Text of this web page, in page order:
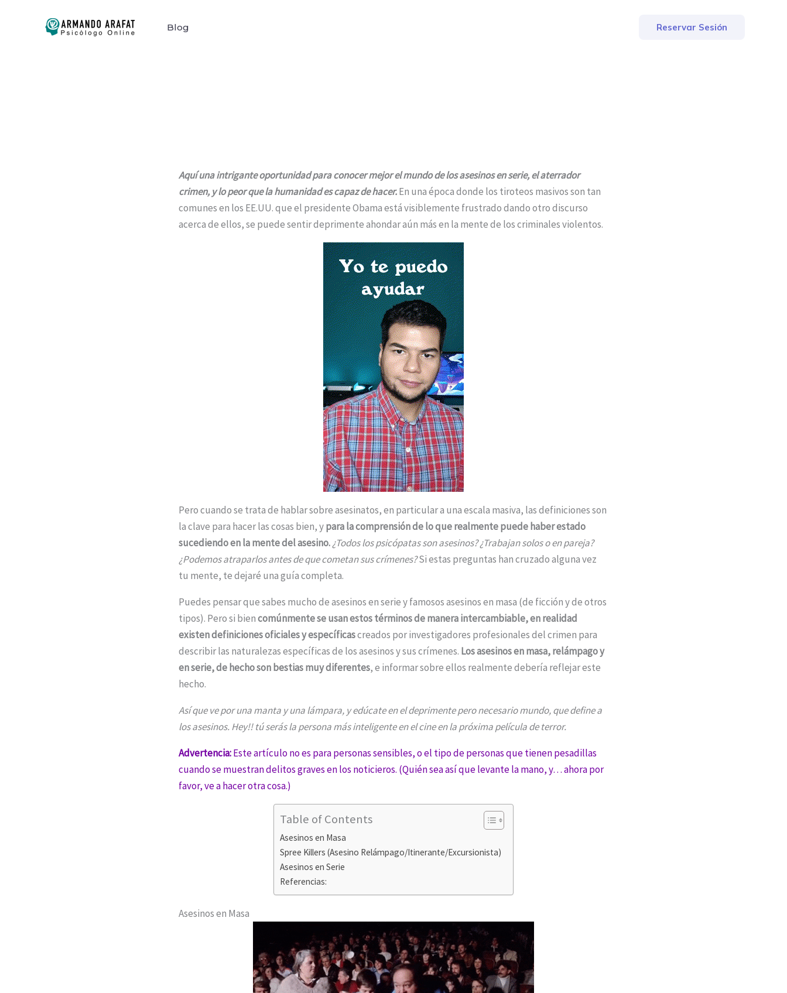
Blog Reservar Sesión
Aquí una intrigante oportunidad para conocer mejor el mundo de los asesinos en serie, el aterrador
crimen, y lo peor que la humanidad es capaz de hacer.En una época donde los tiroteos masivos son tan
comunes en los EE.UU. que el presidente Obama está visiblemente frustrado dando otro discurso
acerca de ellos, se puede sentir deprimente ahondar aún más en la mente de los criminales violentos.
Pero cuando se trata de hablar sobre asesinatos, en particular a una escala masiva, las definiciones son
la clave para hacer las cosas bien, ypara la comprensión de lo que realmente puede haber estado
sucediendo en la mente del asesino.¿Todos los psicópatas son asesinos? ¿Trabajan solos o en pareja?
¿Podemos atraparlos antes de que cometan sus crímenes?Si estas preguntas han cruzado alguna vez
tu mente, te dejaré una guía completa.
Puedes pensar que sabes mucho de asesinos en serie y famosos asesinos en masa (de ficción y de otros
tipos). Pero si biencomúnmente se usan estos términos de manera intercambiable, en realidad
existen definiciones oficiales y específicascreados por investigadores profesionales del crimen para
describir las naturalezas específicas de los asesinos y sus crímenes. Los asesinos en masa, relámpago y
en serie, de hecho son bestias muy diferentes, e informar sobre ellos realmente debería reflejar este
hecho.
Así que ve por una manta y una lámpara, y edúcate en el deprimente pero necesario mundo, que define a
los asesinos. Hey!! tú serás la persona más inteligente en el cine en la próxima película de terror.
Advertencia:Este artículo no es para personas sensibles, o el tipo de personas que tienen pesadillas
cuando se muestran delitos graves en los noticieros. (Quién sea así que levante la mano, y… ahora por
favor, ve a hacer otra cosa.)
Table of Contents
Asesinos en Masa
Spree Killers (Asesino Relámpago/Itinerante/Excursionista)
Asesinos en Serie
Referencias:
Asesinos en Masa